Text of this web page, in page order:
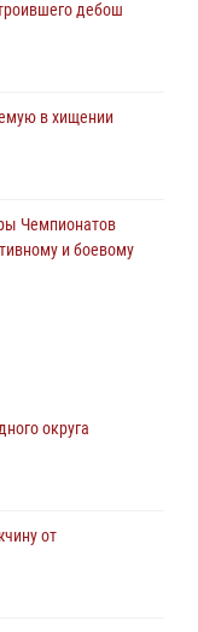
дебош
в хищении
Чемпионатов
и боевому
ЗАДЕРЖАНО 23
округа
округа
от